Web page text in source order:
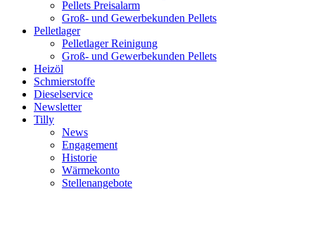
Pellets Preisalarm
Groß- und Gewerbekunden Pellets
Pelletlager
Pelletlager Reinigung
Groß- und Gewerbekunden Pellets
Heizöl
Schmierstoffe
Dieselservice
Newsletter
Tilly
News
Engagement
Historie
Wärmekonto
Stellenangebote